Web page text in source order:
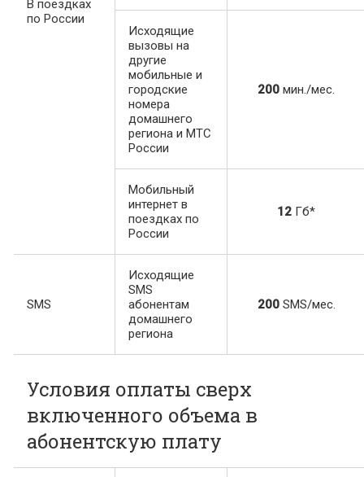
В поездках
по России
Исходящие
вызовы на
другие
мобильные и
городские
номера
домашнего
региона и МТС
России
200 мин./мес.
Мобильный
интернет в
поездках по
России
12 Гб*
SMS
Исходящие
SMS
абонентам
домашнего
региона
200 SMS/мес.
Условия оплаты сверх
включенного объема в
абонентскую плату